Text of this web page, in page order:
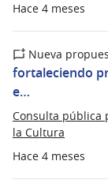
Hace 4 meses
Hace 4 meses
Nueva
fortaleciendo
e…
Consulta pública
la Cultura